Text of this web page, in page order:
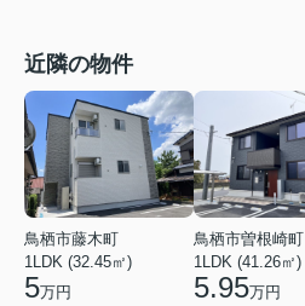
近隣の物件
鳥栖市藤木町
1LDK (32.45㎡)
5万円
鳥栖市曽根崎町
1LDK (41.26㎡)
5.95万円